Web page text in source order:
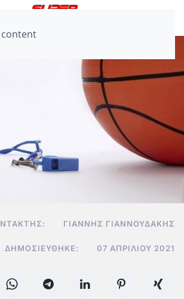
content
ΓΙΆΝΝΗΣ ΓΙΑΝΝΟΥΔΆΚΗΣ
ΔΗΜΟΣΙΕΎΘΗΚΕ: 07 ΑΠΡΙΛΊΟΥ 2021